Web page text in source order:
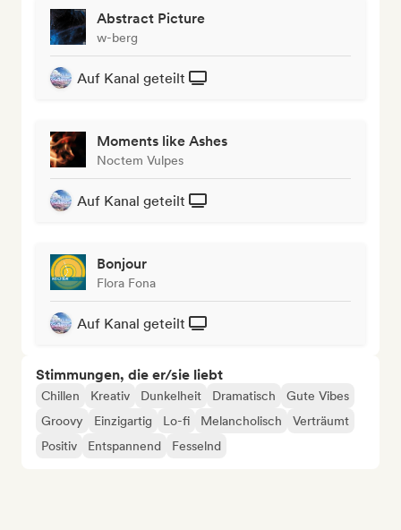
Abstract Picture
w-berg
Auf Kanal geteilt
Moments like Ashes
Noctem Vulpes
Auf Kanal geteilt
Bonjour
Flora Fona
Auf Kanal geteilt
Stimmungen, die er/sie liebt
Chillen Kreativ Dunkelheit Dramatisch
Gute Vibes
Groovy
Einzigartig Lo-fi Melancholisch
Verträumt
Positiv
Entspannend Fesselnd